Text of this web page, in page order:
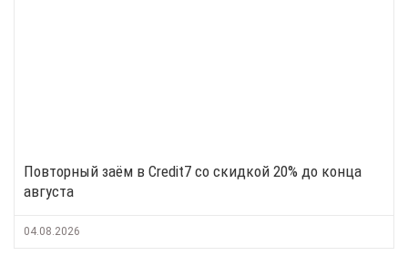
Повторный заём в Credit7 со скидкой 20% до конца
августа
04.08.2026